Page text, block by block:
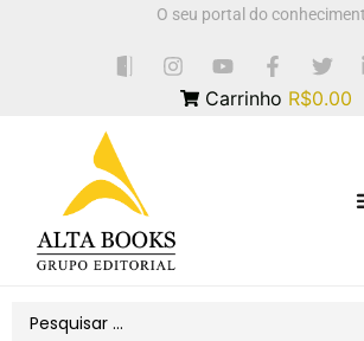
O seu portal do
Carrinho R$0.00